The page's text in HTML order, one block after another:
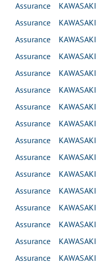
Assurance
Assurance
Assurance
Assurance
Assurance
Assurance
Assurance
Assurance
Assurance
Assurance
Assurance
Assurance
Assurance
Assurance
Assurance
Assurance